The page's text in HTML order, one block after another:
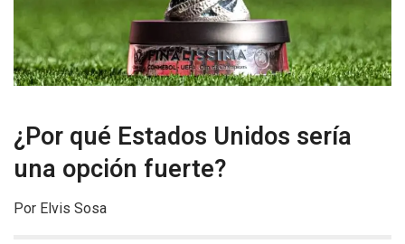
¿Por qué Estados Unidos sería
una opción fuerte?
Por Elvis Sosa